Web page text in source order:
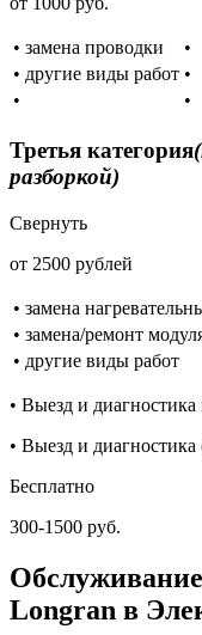
• замена проводки
•
• другие виды работ •
•
•
Третья категория
разборкой)
Свернуть
от 2500 рублей
• замена
• замена/ремонт
• другие виды работ
• Выезд и диагностика
• Выезд и
Бесплатно
300-1500 руб.
Longran в